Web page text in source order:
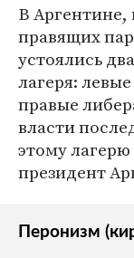
В Аргентине,
правящих
устоялись
лагеря:
правые
власти
этому
президент
Перонизм